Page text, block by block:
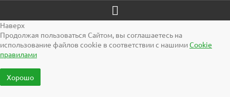
Наверх
Продолжая пользоваться Сайтом, вы соглашаетесь на
использование файлов cookie в соответствии с нашимиCookiе
правилами
Хорошо